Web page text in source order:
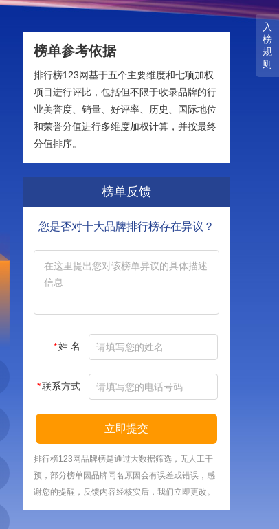
入
榜
规
则
榜单参考依据
排行榜123网基于五个主要维度和七项加权
项目进行评比，包括但不限于收录品牌的行
业美誉度、销量、好评率、历史、国际地位
和荣誉分值进行多维度加权计算，并按最终
分值排序。
榜单反馈
您是否对十大品牌排行榜存在异议？
*姓 名
*联系方式
立即提交
排行榜123网品牌榜是通过大数据筛选，无人工干
预，部分榜单因品牌同名原因会有误差或错误，感
谢您的提醒，反馈内容经核实后，我们立即更改。